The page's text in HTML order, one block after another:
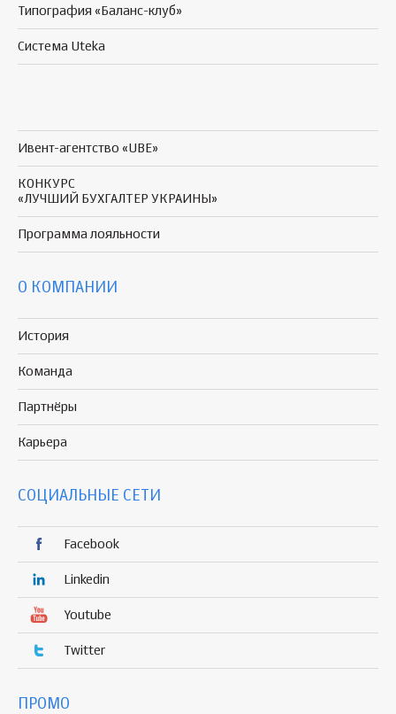
Типография «Баланс-клуб»
Система Uteka
Ивент-агентство «UBE»
КОНКУРС
«ЛУЧШИЙ БУХГАЛТЕР УКРАИНЫ»
Программа лояльности
О КОМПАНИИ
История
Команда
Партнёры
Карьера
СОЦИАЛЬНЫЕ СЕТИ
Facebook
Linkedin
Youtube
Twitter
ПРОМО